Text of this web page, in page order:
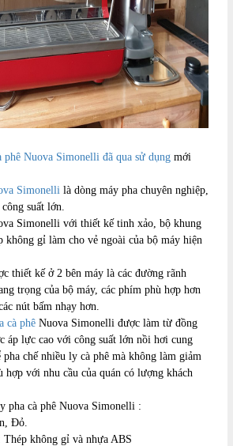
phê Nuova Simonelli đã qua sử dụng mới
Simonelli là dòng máy pha chuyên nghiệp,
suất lớn.
Simonelli với thiết kế tinh xảo, bộ khung
không gỉ làm cho vẻ ngoài của bộ máy hiện
thiết kế ở 2 bên máy là các đường rãnh
trọng của bộ máy, các phím phù hợp hơn
nút bấm nhạy hơn.
cà phêNuova Simonelli được làm từ đồng
áp lực cao với công suất lớn nồi hơi cung
chế nhiều ly cà phê mà không làm giảm
hợp với nhu cầu của quán có lượng khách
pha cà phê Nuova Simonelli :
Đỏ.
không gỉ và nhựa ABS